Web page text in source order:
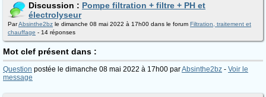
Discussion : Pompe filtration + filtre + PH et
électrolyseur
ParAbsinthe2bz le dimanche 08 mai 2022 à 17h00 dans le forum Filtration, traitement et
chauffage - 14 réponses
Mot clef présent dans :
Question postée le dimanche 08 mai 2022 à 17h00 parAbsinthe2bz - Voir le
message